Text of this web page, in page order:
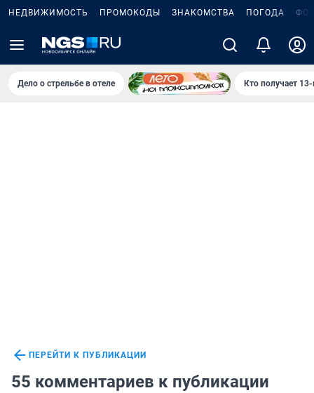
НЕДВИЖИМОСТЬ ПРОМОКОДЫ ЗНАКОМСТВА ПОГОДА
Дело о стрельбе в отеле Кто получает
ПЕРЕЙТИ К ПУБЛИКАЦИИ
55 комментариев к публикации